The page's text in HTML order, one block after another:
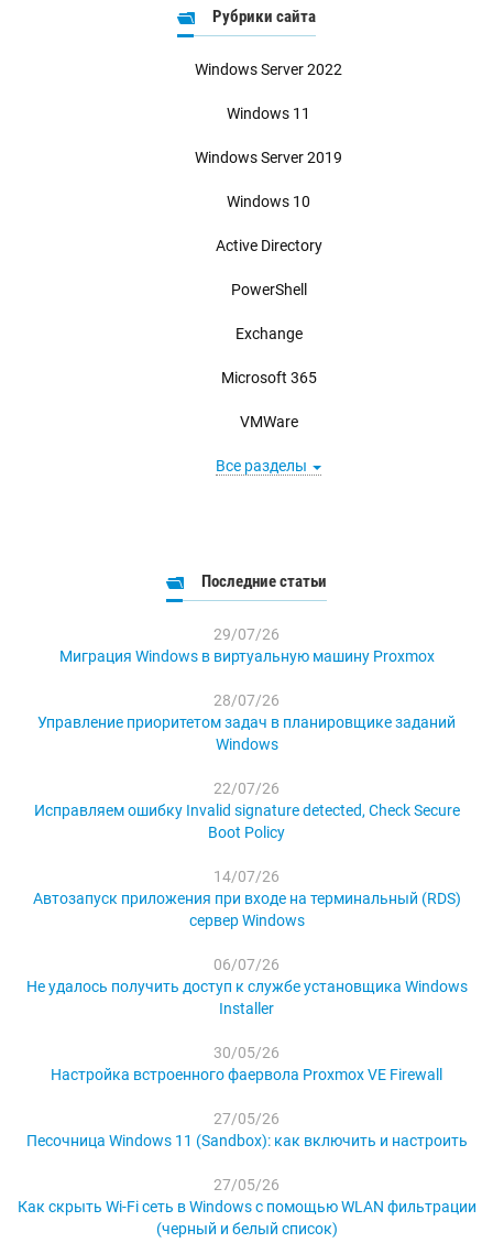
Рубрики сайта
Windows Server 2022
Windows 11
Windows Server 2019
Windows 10
Active Directory
PowerShell
Exchange
Microsoft 365
VMWare
Все разделы
Последние статьи
29/07/26
Миграция Windows в виртуальную машину Proxmox
28/07/26
Управление приоритетом задач в планировщике заданий
Windows
22/07/26
Исправляем ошибку Invalid signature detected, Check Secure
Boot Policy
14/07/26
Автозапуск приложения при входе на терминальный (RDS)
сервер Windows
06/07/26
Не удалось получить доступ к службе установщика Windows
Installer
30/05/26
Настройка встроенного фаервола Proxmox VE Firewall
27/05/26
Песочница Windows 11 (Sandbox): как включить и настроить
27/05/26
Как скрыть Wi-Fi сеть в Windows с помощью WLAN фильтрации
(черный и белый список)